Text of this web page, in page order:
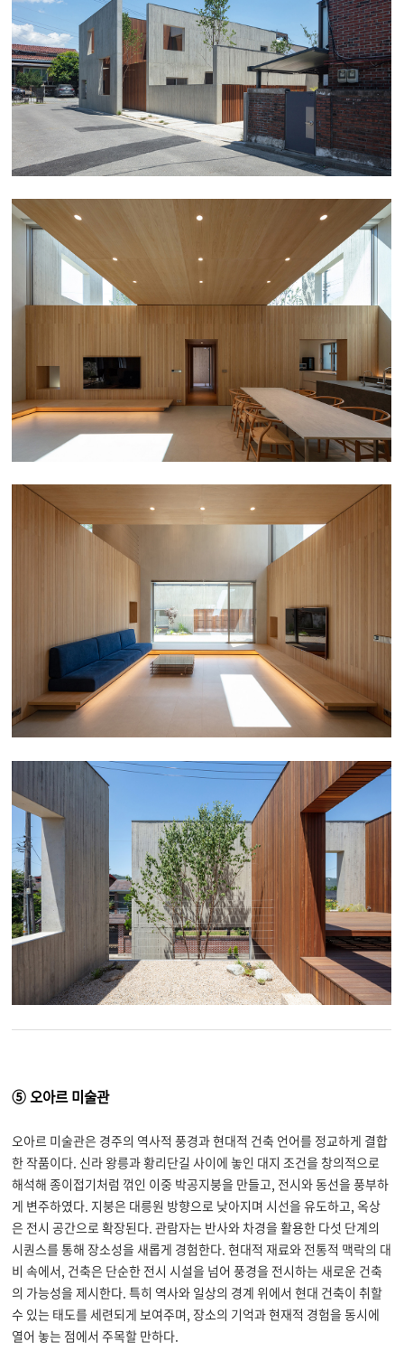
⑤ 오아르 미술관
오아르 미술관은 경주의 역사적 풍경과 현대적 건축 언어를 정교하게 결합
한 작품이다. 신라 왕릉과 황리단길 사이에 놓인 대지 조건을 창의적으로
해석해 종이접기처럼 꺾인 이중 박공지붕을 만들고, 전시와 동선을 풍부하
게 변주하였다. 지붕은 대릉원 방향으로 낮아지며 시선을 유도하고,옥상
은 전시 공간으로 확장된다.관람자는 반사와 차경을 활용한 다섯 단계의
시퀀스를 통해 장소성을 새롭게 경험한다.현대적 재료와 전통적 맥락의 대
비 속에서, 건축은 단순한 전시 시설을 넘어 풍경을 전시하는 새로운 건축
의 가능성을 제시한다.특히 역사와 일상의 경계 위에서 현대 건축이 취할
수 있는 태도를 세련되게 보여주며,장소의 기억과 현재적 경험을 동시에
열어 놓는 점에서 주목할 만하다.